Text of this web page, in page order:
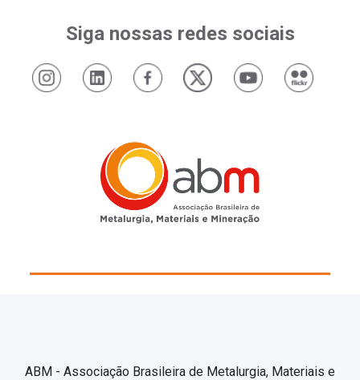
Siga nossas redes sociais
ABM - Associação Brasileira de Metalurgia, Materiais e